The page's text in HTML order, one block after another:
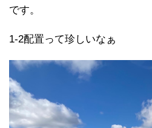
です。
1-2配置って珍しいなぁ